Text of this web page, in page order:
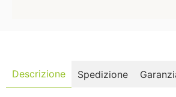
Descrizione Spedizione